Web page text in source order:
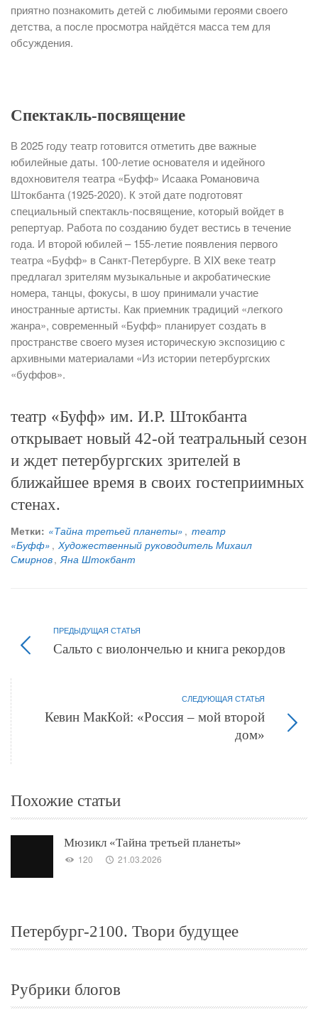
приятно познакомить детей с любимыми героями своего
детства, а после просмотра найдётся масса тем для
обсуждения.
Спектакль-посвящение
В 2025 году театр готовится отметить две важные
юбилейные даты. 100-летие основателя и идейного
вдохновителя театра «Буфф» Исаака Романовича
Штокбанта (1925-2020). К этой дате подготовят
специальный спектакль-посвящение, который войдет в
репертуар. Работа по созданию будет вестись в течение
года. И второй юбилей – 155-летие появления первого
театра «Буфф» в Санкт-Петербурге. В XIX веке театр
предлагал зрителям музыкальные и акробатические
номера, танцы, фокусы, в шоу принимали участие
иностранные артисты. Как приемник традиций «легкого
жанра», современный «Буфф» планирует создать в
пространстве своего музея историческую экспозицию с
архивными материалами «Из истории петербургских
«буффов».
театр «Буфф» им. И.Р. Штокбанта
открывает новый 42-ой театральный сезон
и ждет петербургских зрителей в
ближайшее время в своих гостеприимных
стенах.
Метки: «Тайна третьей планеты» , театр
«Буфф» , Художественный руководитель Михаил
Смирнов, Яна Штокбант
ПРЕДЫДУЩАЯ СТАТЬЯ
Сальто с виолончелью и книга рекордов
СЛЕДУЮЩАЯ СТАТЬЯ
Кевин МакКой: «Россия – мой второй
дом»
Похожие статьи
Мюзикл «Тайна третьей планеты»
120 21.03.2026
Петербург-2100. Твори будущее
Рубрики блогов